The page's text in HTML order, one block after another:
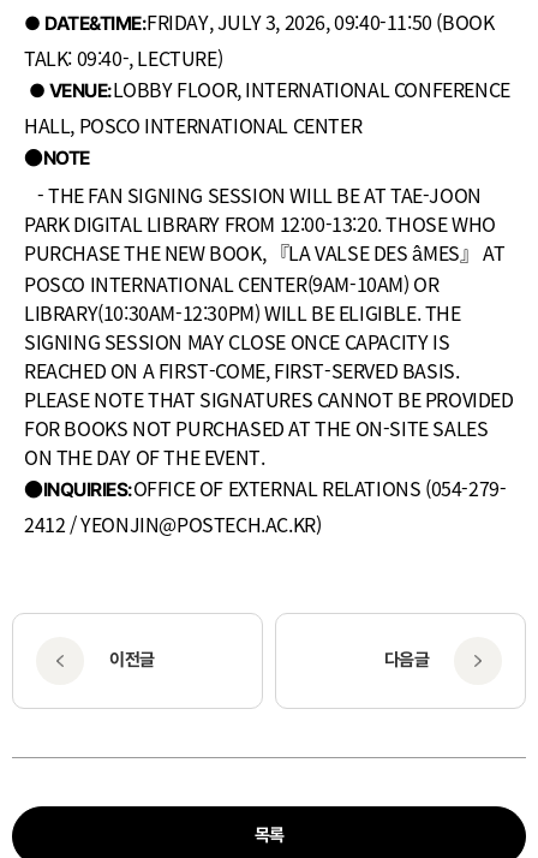
● DATE&TIME:FRIDAY, JULY 3, 2026, 09:40-11:50 (BOOK
TALK: 09:40-, LECTURE)
● VENUE:LOBBY FLOOR, INTERNATIONAL CONFERENCE
HALL, POSCO INTERNATIONAL CENTER
●NOTE
- THE FAN SIGNING SESSION WILL BE AT TAE-JOON
PARK DIGITAL LIBRARY FROM 12:00-13:20. THOSE WHO
PURCHASE THE NEW BOOK, 『LA VALSE DESâMES』 AT
POSCO INTERNATIONAL CENTER(9AM-10AM) OR
LIBRARY(10:30AM-12:30PM) WILL BE ELIGIBLE. THE
SIGNING SESSION MAY CLOSE ONCE CAPACITY IS
REACHED ON A FIRST-COME, FIRST-SERVED BASIS.
PLEASE NOTE THAT SIGNATURES CANNOT BE PROVIDED
FOR BOOKS NOT PURCHASED AT THE ON-SITE SALES
ON THE DAY OF THE EVENT.
●INQUIRIES:OFFICE OF EXTERNAL RELATIONS (054-279-
2412 /YEONJIN@POSTECH.AC.KR)
이전글 다음글
목록